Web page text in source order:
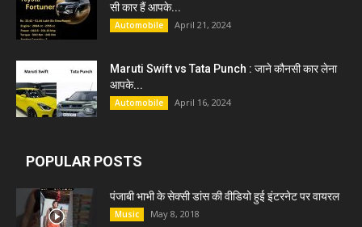
सी कार हैं आपके...
Automobile April 21, 2024
Maruti Swift vs Tata Punch : जाने कौनसी कार लेना
आपके...
Automobile April 16, 2024
POPULAR POSTS
पंजाबी भाभी के सेक्सी डांस की वीडियो हुई इंटरनेट पर वायरल
Music May 8, 2018